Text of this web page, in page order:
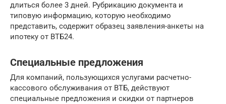
длиться более 3 дней. Рубрикацию документа и
типовую информацию, которую необходимо
представить, содержит образец заявления-анкеты на
ипотеку от ВТБ24.
Специальные предложения
Для компаний, пользующихся услугами расчетно-
кассового обслуживания от ВТБ, действуют
специальные предложения и скидки от партнеров